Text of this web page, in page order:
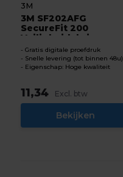
3M
3M SF202AFG
SecureFit 200
Veiligheidsbri...
Gratis digitale proefdruk
Snelle levering (tot binnen 48u)
Eigenschap: Hoge kwaliteit
11,34 Excl. btw
Bekijken